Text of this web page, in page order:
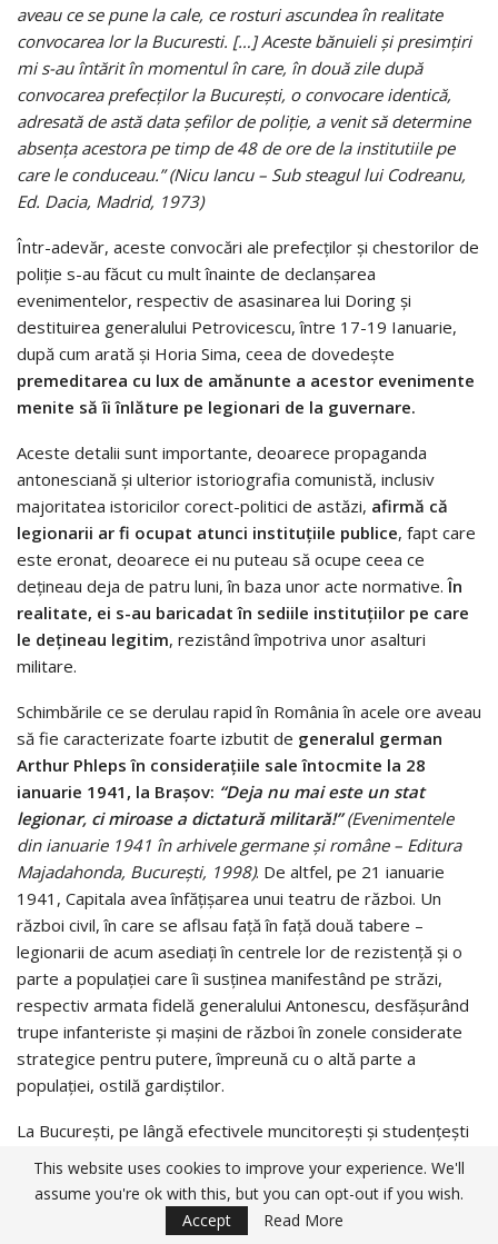
aveau ce se pune la cale, ce rosturi ascundea în realitate
convocarea lor la Bucuresti. […] Aceste bănuieli și presimțiri
mi s-au întărit în momentul în care, în două zile după
convocarea prefecților la București, o convocare identică,
adresată de astă data șefilor de poliție, a venit să determine
absența acestora pe timp de 48 de ore de la institutiile pe
care le conduceau.” (Nicu Iancu – Sub steagul lui Codreanu,
Ed. Dacia, Madrid, 1973)
Într-adevăr, aceste convocări ale prefecților și chestorilor de
poliție s-au făcut cu mult înainte de declanșarea
evenimentelor, respectiv de asasinarea lui Doring și
destituirea generalului Petrovicescu, între 17-19 Ianuarie,
după cum arată și Horia Sima, ceea de dovedește
premeditarea cu lux de amănunte a acestor evenimente
menite să îi înlăture pe legionari de la guvernare.
Aceste detalii sunt importante, deoarece propaganda
antonesciană și ulterior istoriografia comunistă, inclusiv
majoritatea istoricilor corect-politici de astăzi, afirmă că
legionarii ar fi ocupat atunci instituțiile publice, fapt care
este eronat, deoarece ei nu puteau să ocupe ceea ce
dețineau deja de patru luni, în baza unor acte normative.În
realitate, ei s-au baricadat în sediile instituțiilor pe care
le dețineau legitim, rezistând împotriva unor asalturi
militare.
Schimbările ce se derulau rapid în România în acele ore aveau
să fie caracterizate foarte izbutit de generalul german
Arthur Phleps în considerațiile sale întocmite la 28
ianuarie 1941, la Brașov: “Deja nu mai este un stat
legionar, ci miroase a dictatură militară!”(Evenimentele
din ianuarie 1941 în arhivele germane și române – Editura
Majadahonda, București, 1998). De altfel, pe 21 ianuarie
1941, Capitala avea înfățișarea unui teatru de război. Un
război civil, în care se aflsau față în față două tabere –
legionarii de acum asediați în centrele lor de rezistență și o
parte a populației care îi susținea manifestând pe străzi,
respectiv armata fidelă generalului Antonescu, desfășurând
trupe infanteriste și mașini de război în zonele considerate
strategice pentru putere, împreună cu o altă parte a
populației, ostilă gardiștilor.
La București, pe lângă efectivele muncitorești și studențești
din Capitală, mii de țărani din comunele învecinate, membri și
simpatizanți ai Legiunii, au fost convocați, pornind încolonați
pentru a întări apărarea instituțiilor și sediilor legionare
asediate de armată. Mii de bucureșteni, cei mai mulți
This website uses cookies to improve your experience. We'll
assume you're ok with this, but you can opt-out if you wish.
Accept
Read More